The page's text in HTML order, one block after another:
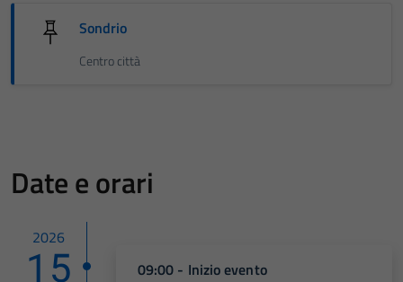
Sondrio
Centro città
Date e orari
2026
15 09:00 - Inizio evento